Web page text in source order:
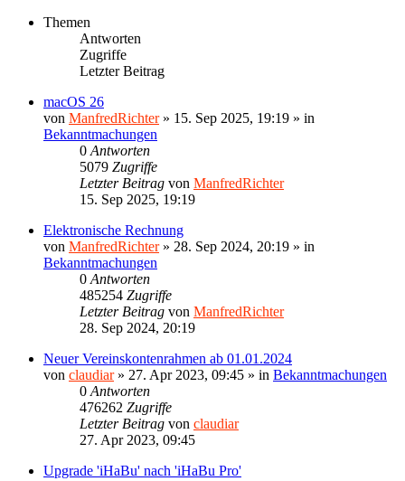
Themen
Antworten
Zugriffe
Letzter Beitrag
macOS 26
von ManfredRichter» 15. Sep 2025, 19:19 » in
Bekanntmachungen
0 Antworten
5079 Zugriffe
Letzter Beitrag von ManfredRichter
15. Sep 2025, 19:19
Elektronische Rechnung
von ManfredRichter» 28. Sep 2024, 20:19 » in
Bekanntmachungen
0 Antworten
485254 Zugriffe
Letzter Beitrag von ManfredRichter
28. Sep 2024, 20:19
Neuer Vereinskontenrahmen ab 01.01.2024
von claudiar» 27. Apr 2023, 09:45 » in Bekanntmachungen
0 Antworten
476262 Zugriffe
Letzter Beitrag von claudiar
27. Apr 2023, 09:45
Upgrade 'iHaBu' nach 'iHaBu Pro'